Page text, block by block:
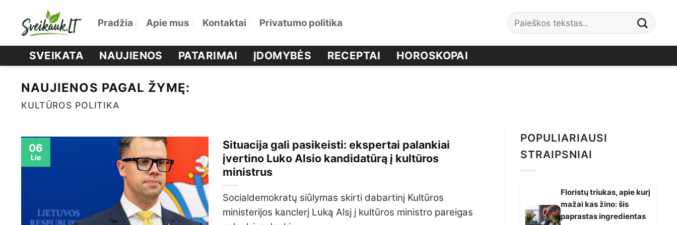
Pradžia Apie mus Kontaktai Privatumo politika
SVEIKATA NAUJIENOS PATARIMAI ĮDOMYBĖS RECEPTAI HOROSKOPAI
NAUJIENOS PAGAL ŽYMĘ:
KULTŪROS POLITIKA
Situacija gali pasikeisti: ekspertai palankiai
įvertino Luko Alsio kandidatūrą į kultūros
ministrus
Socialdemokratų siūlymas skirti dabartinį Kultūros
ministerijos kanclerį Luką Alsį į kultūros ministro pareigas
06
Lie
POPULIARIAUSI
STRAIPSNIAI
Floristų triukas, apie kurį
mažai kas žino: šis
paprastas ingredientas